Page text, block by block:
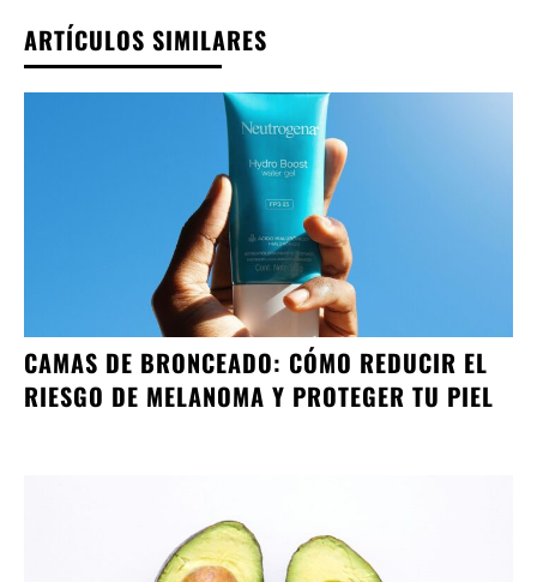
ARTÍCULOS SIMILARES
CAMAS DE BRONCEADO: CÓMO REDUCIR EL
RIESGO DE MELANOMA Y PROTEGER TU PIEL